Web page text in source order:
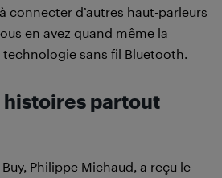
connecter d’autres haut-parleurs
en avez quand même la
sans fil Bluetooth.
histoires partout
Philippe Michaud, a reçu le